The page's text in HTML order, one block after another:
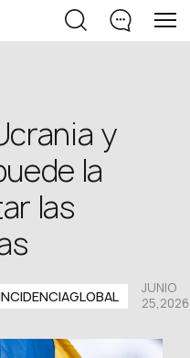
y
la
las
JUNIO
25,2026